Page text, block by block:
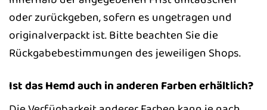
oder zurückgeben, sofern es ungetragen und
originalverpackt ist. Bitte beachten Sie die
Rückgabebestimmungen des jeweiligen Shops.
Ist das Hemd auch in anderen Farben erhältlich?